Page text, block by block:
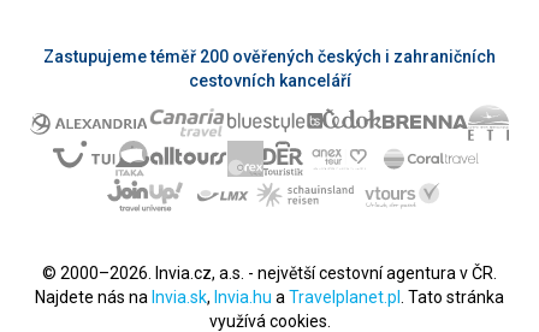
Zastupujeme téměř 200 ověřených českých i zahraničních
cestovních kanceláří
© 2000–2026. Invia.cz, a.s. - největší cestovní agentura v ČR.
Najdete nás na Invia.sk, Invia.hu a Travelplanet.pl
. Tato stránka
využívá cookies.